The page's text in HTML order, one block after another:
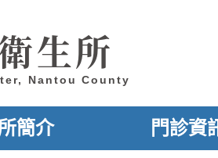
生所
Nantou County
簡介 門診資